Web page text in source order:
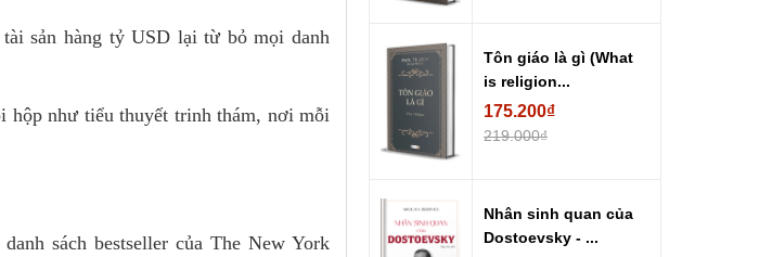
sản hàng tỷ USD lại từ bỏ mọi danh
hộp như tiểu thuyết trinh thám, nơi mỗi
sách bestseller của The New York
Tôn giáo là gì (What
is religion...
175.200₫
219.000₫
Nhân sinh quan của
Dostoevsky - ...